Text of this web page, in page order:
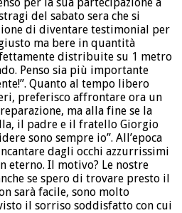
del sabato sera che si
di diventare testimonial per
ma bere in quantità
distribuite su 1 metro
Penso sia più importante
Quanto al tempo libero
preferisco affrontare ora un
ma alla fine se la
il padre e il fratello Giorgio
sono sempre io”. All’epoca
dagli occhi azzurrissimi
eterno. Il motivo? Le nostre
se spero di trovare presto il
sarà facile, sono molto
il sorriso soddisfatto con cui